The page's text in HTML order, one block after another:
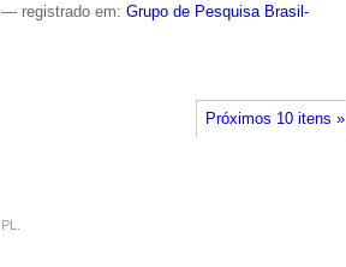
— registrado em:Grupo de Pesquisa Brasil-
Próximos 10 itens »